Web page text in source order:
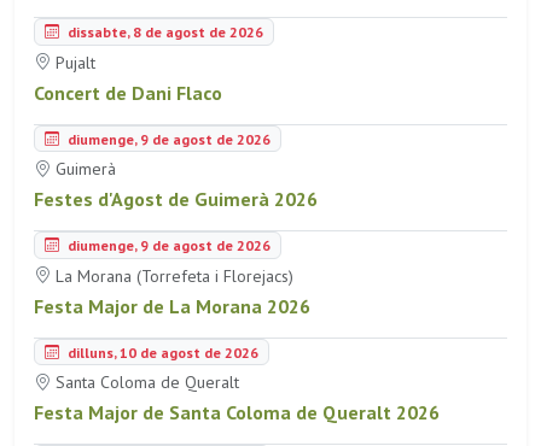
dissabte, 8 de agost de 2026
Pujalt
Concert de Dani Flaco
diumenge, 9 de agost de 2026
Guimerà
Festes d'Agost de Guimerà 2026
diumenge, 9 de agost de 2026
La Morana (Torrefeta i Florejacs)
Festa Major de La Morana 2026
dilluns, 10 de agost de 2026
Santa Coloma de Queralt
Festa Major de Santa Coloma de Queralt 2026